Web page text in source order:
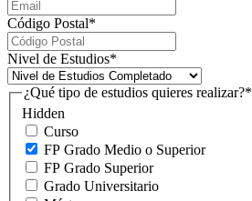
Código Postal*
Nivel de Estudios*
Hidden
¿Qué tipo de estudios quieres realizar?*
Curso
FP Grado Medio o Superior
FP Grado Superior
Grado Universitario